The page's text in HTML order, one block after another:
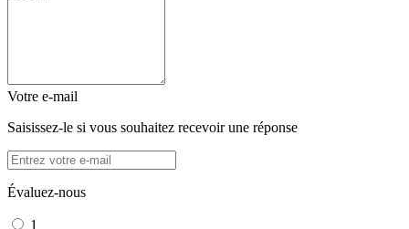
Votre e-mail
Saisissez-le si vous souhaitez recevoir une réponse
Évaluez-nous
1